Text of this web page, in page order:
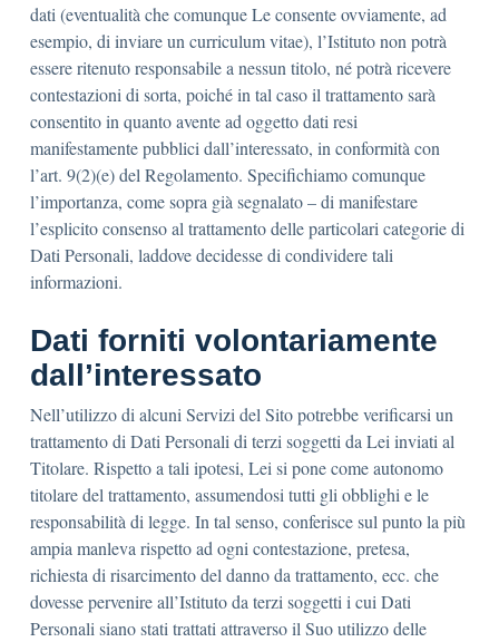
dati (eventualità che comunque Le consente ovviamente, ad
esempio, di inviare un curriculum vitae), l’Istituto non potrà
essere ritenuto responsabile a nessun titolo, né potrà ricevere
contestazioni di sorta, poiché in tal caso il trattamento sarà
consentito in quanto avente ad oggetto dati resi
manifestamente pubblici dall’interessato, in conformità con
l’art. 9(2)(e) del Regolamento. Specifichiamo comunque
l’importanza, come sopra già segnalato – di manifestare
l’esplicito consenso al trattamento delle particolari categorie di
Dati Personali, laddove decidesse di condividere tali
informazioni.
Dati forniti volontariamente
dall’interessato
Nell’utilizzo di alcuni Servizi del Sito potrebbe verificarsi un
trattamento di Dati Personali di terzi soggetti da Lei inviati al
Titolare. Rispetto a tali ipotesi, Lei si pone come autonomo
titolare del trattamento, assumendosi tutti gli obblighi e le
responsabilità di legge. In tal senso, conferisce sul punto la più
ampia manleva rispetto ad ogni contestazione, pretesa,
richiesta di risarcimento del danno da trattamento, ecc. che
dovesse pervenire all’Istituto da terzi soggetti i cui Dati
Personali siano stati trattati attraverso il Suo utilizzo delle